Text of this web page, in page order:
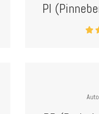
PI